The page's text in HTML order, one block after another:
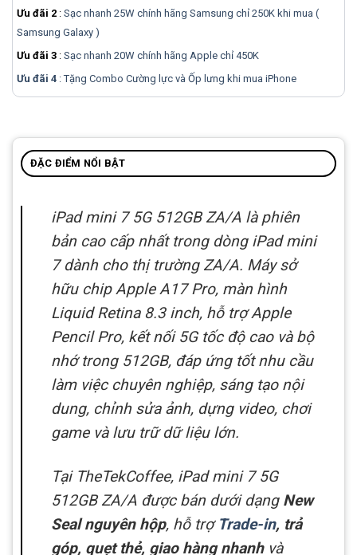
Ưu đãi 2 : Sạc nhanh 25W chính hãng Samsung chỉ 250K khi mua (
Samsung Galaxy )
Ưu đãi 3 : Sạc nhanh 20W chính hãng Apple chỉ 450K
Ưu đãi 4 : Tặng Combo Cường lực và Ốp lưng khi mua iPhone
ĐẶC ĐIỂM NỔI BẬT
iPad mini 7 5G 512GB ZA/A là phiên
bản cao cấp nhất trong dòng iPad mini
7 dành cho thị trường ZA/A. Máy sở
hữu chip Apple A17 Pro, màn hình
Liquid Retina 8.3 inch, hỗ trợ Apple
Pencil Pro, kết nối 5G tốc độ cao và bộ
nhớ trong 512GB, đáp ứng tốt nhu cầu
làm việc chuyên nghiệp, sáng tạo nội
dung, chỉnh sửa ảnh, dựng video, chơi
game và lưu trữ dữ liệu lớn.
Tại TheTekCoffee, iPad mini 7 5G
512GB ZA/A được bán dưới dạng New
Seal nguyên hộp, hỗ trợ Trade-in, trả
góp, quẹt thẻ, giao hàng nhanhvà